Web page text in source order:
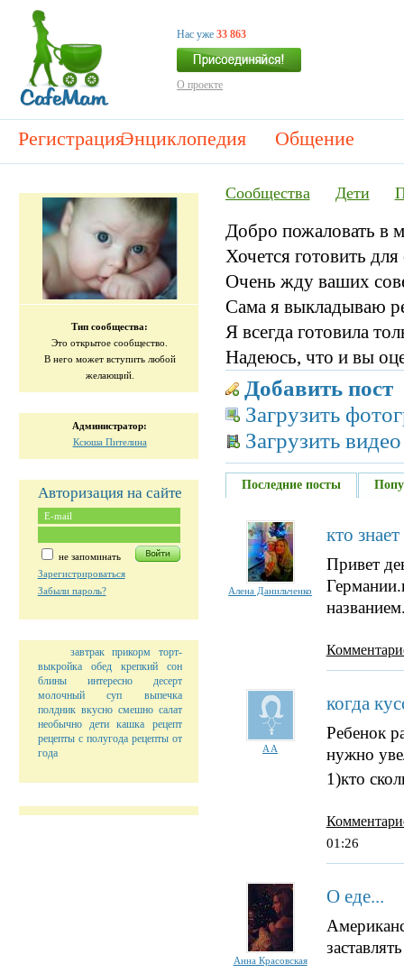
Нас уже 33 863
О проекте
РегистрацияЭнциклопедия Общение
Тип сообщества:
Это открытое сообщество.
В него может вступить любой
желающий.
Администратор:
Ксюша Пителина
Авторизация на сайте
не запоминать
Зарегистрироваться
Забыли пароль?
завтрак прикорм
торт-
выкройка
обед
крепкий сон
блины
интересно
десерт
молочный суп
выпечка
полдник вкусно смешно салат
необычно
дети кашка
рецепт
рецепты с полугода рецепты от
года
Сообщества Дети
Добро пожаловать в
Хочется готовить
Очень жду ваших
Сама я выкладываю
Я всегда готовила
Надеюсь, что и вы
Добавить пост
Загрузить
Загрузить видео
Последние посты
Алена Данильченко
кто
Привет
A A
когда
Ребенок
нужно
1)кто
01:26
Анна Красовская
О еде...